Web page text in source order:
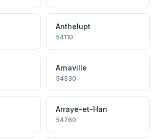
Anthelupt
54110
Arnaville
54530
Arraye-et-Han
54760